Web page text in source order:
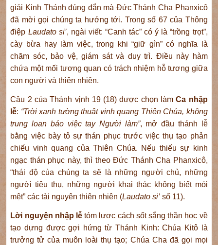
giải Kinh Thánh đúng đắn mà Đức Thánh Cha Phanxicô
đã mời gọi chúng ta hướng tới. Trong số 67 của Thông
điệp Laudato si’, ngài viết: “Canh tác” có ý là “trồng trọt”,
cày bừa hay làm việc, trong khi “giữ gìn” có nghĩa là
chăm sóc, bảo vệ, giám sát và duy trì. Điều này hàm
chứa một mối tương quan có trách nhiệm hỗ tương giữa
con người và thiên nhiên.
Câu 2 của Thánh vịnh 19 (18) được chọn làmCa nhập
lễ: “Trời xanh tường thuật vinh quang Thiên Chúa, không
trung loan báo việc tay Người làm”, mở đầu thánh lễ
bằng việc bày tỏ sự thán phục trước việc thụ tạo phản
chiếu vinh quang của Thiên Chúa. Nếu thiếu sự kinh
ngạc thán phục này, thì theo Đức Thánh Cha Phanxicô,
“thái độ của chúng ta sẽ là những người chủ, những
người tiêu thụ, những người khai thác không biết mỏi
mệt” các tài nguyên thiên nhiên (Laudato si’ số 11).
Lời nguyện nhập lễ tóm lược cách sốt sắng thần học về
tạo dựng được gợi hứng từ Thánh Kinh: Chúa Kitô là
trưởng tử của muôn loài thụ tạo; Chúa Cha đã gọi mọi